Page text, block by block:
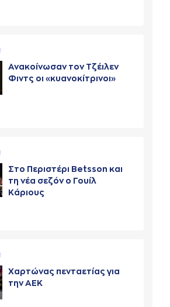
Ανακοίνωσαν τον Τζέιλεν
Φιντς οι «κυανοκίτρινοι»
Στο Περιστέρι Betsson και
τη νέα σεζόν ο Γουίλ
Κάριους
Χαρτώνας πενταετίας για
την ΑΕΚ